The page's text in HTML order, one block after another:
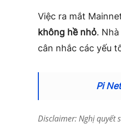
Việc ra mắt
không hề nhỏ.
cân nhắc các yếu
Pi
Disclaimer: Nghị quyết